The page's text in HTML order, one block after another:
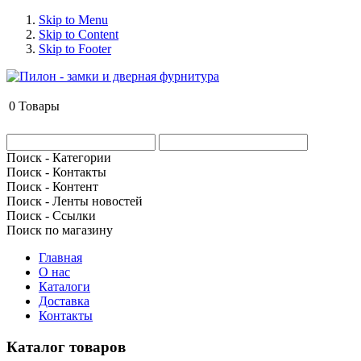
Skip to Menu
Skip to Content
Skip to Footer
0 Товары
Поиск - Категории
Поиск - Контакты
Поиск - Контент
Поиск - Ленты новостей
Поиск - Ссылки
Поиск по магазину
Главная
О нас
Каталоги
Доставка
Контакты
Каталог товаров